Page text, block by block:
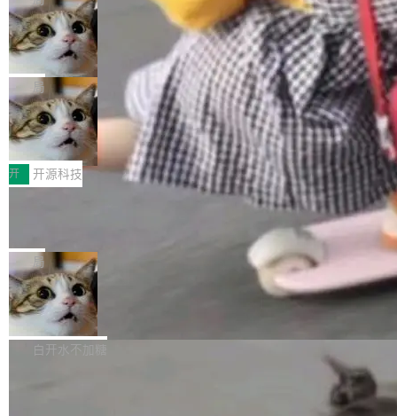
现实 过去两年，CIO们的焦虑清单上多了两项：
一是如何让大模型和智能体应用安全地从PoC走
向生产，二是如何让测试团队跟得上AI应用...
设置，如果用布尔值 + 可空字段来表示——bool
ean 表示是否可切换，nullable 的默认模式、浅
色方案、深色方案——会产生大量无意义的组
合。方案缺了、配置冲突了、全 null 了。要知道
哪些组合有效，作者说，你得靠"文档、校验、或
者部落知识"。 换个写法。Rust 的 enum，两个
变体：Switchable...
个"AI 知识库 + 聊天机器人"——每个大厂都在
做，没什么新鲜的。 但 Kenton Varda 在 Twitte
r 上把事情说清楚了： 今天我们发布了 Cloudfla
re OS，一个带连接器的聊天机器人，跟其他所
有科技公司做的一样。只不过，实际上它不一
样。这是 Sandstorm.io 的重制版，我十年前的
那个创业公司。不同的是，这次它构建在 Cloudf
lare Workers 上——我花了九年时间搭建的平台
——并且深度集成了 AI。这基本上是我十年秘密
Deno 团队开源 Celld，可自托管的分
布式 Durable Objects
Ryan Dahl 领导的 Deno 团队推出了最新开源项
目 Celld，一个能在自己机器上运行 Cloudflare
Workers 和 Durable Objects 的守护进程。 设
计思路很直接：每个对象是一个独立的 SQLite
数据库，按名称寻址，复制到你自己的 S3 兼容
存储库里。节点之间只通过这个存储库协调——
没有控制平面，没有共识协议。每个对象自带一
个小型数据库，应用天然按分片构建，单个数据
库的竞争和爆炸半径问题在设计层面就被消除
了。 闲置的 cell 会休眠到几乎不占资源。当 cel
l 迁移或唤醒时，新宿主从 S3 恢复 SQLite 数据
库继续执行。存储库是持久化的唯一真相...
局
鲁大师7月新机性能/流畅/AI榜：vivo夺
性能、流畅双第一，三星Galaxy Z系列
新折叠缺席
2026年7月的手机市场，由于存储等硬件成本暴
增，手机厂商的日子也不好过啊，新机速度明显
放缓，因此硝烟味淡了许多。新机参数规格除开
高价的三星折叠（三星Galaxy Z Fold8 Ultra / Z
Fold8 / Z Flip8）外，其余要么是中低端机器，
例如iQOO Z11i、REDMI Note 17、REDMI No
te 17 Pro、OPPO K15，要么是vivo X300 E这
样的次旗舰。 Galaxy Z Fold8 Ultra / Z Fold8 /
Z Flip8三款折叠屏新机均在7月22日发布，且全
部搭载骁龙8 Elite Gen5 for Galaxy，它们本该
开 开源科技
Zed 编辑器团队发布了新项目——DeltaDB，一
个在 git commit 之间记录每一次编辑操作的版
本控制系统。目前处于 Early Access 阶段。 De
ltaDB 的核心思路直接写在 landing page 最显
眼的位置：「Software is made between com
mits」——软件是在 commit 之间写出来的。git
局
SpaceXAI 单季资本开支达 183 亿美元
根据风险投资人Tomer Tunguz 博客（VC 分
析）披露的最新分析与第二季度业绩报告，Spac
白开水不加糖